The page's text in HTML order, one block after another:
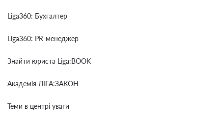
Liga360: Бухгалтер
Liga360: PR-менеджер
Знайти юриста Liga:BOOK
Академія ЛІГА:ЗАКОН
Теми в центрі уваги